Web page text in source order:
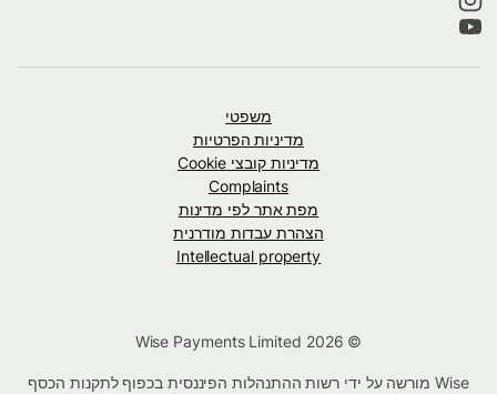
משפטי
מדיניות הפרטיות
מדיניות קובצי Cookie
Complaints
מפת אתר לפי מדינות
הצהרת עבדות מודרנית
Intellectual property
Wise מורשה על ידי רשות ההתנהלות הפיננסית בכפוף לתקנות הכסף